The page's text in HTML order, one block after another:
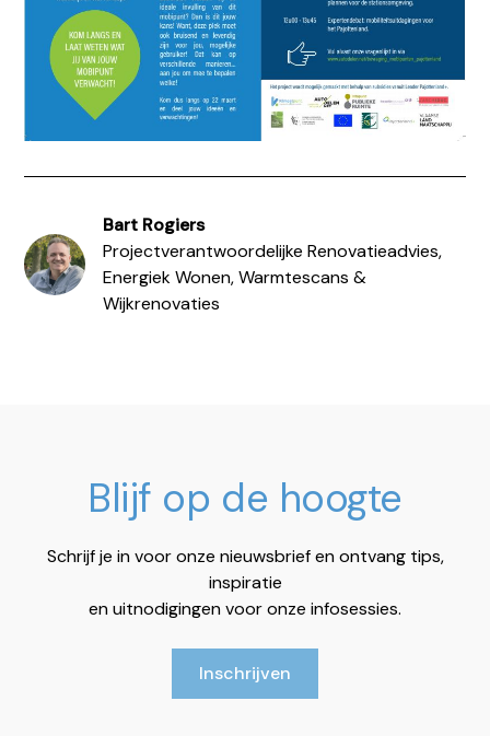
Bart Rogiers
Projectverantwoordelijke Renovatieadvies,
Energiek Wonen, Warmtescans &
Wijkrenovaties
Blijf op de hoogte
Schrijf je in voor onze nieuwsbrief en ontvang tips,
inspiratie
en uitnodigingen voor onze infosessies.
Inschrijven